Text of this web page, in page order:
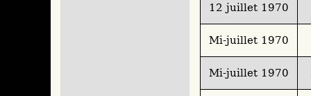
12 juillet 1970
Mi-juillet 1970
Mi-juillet 1970